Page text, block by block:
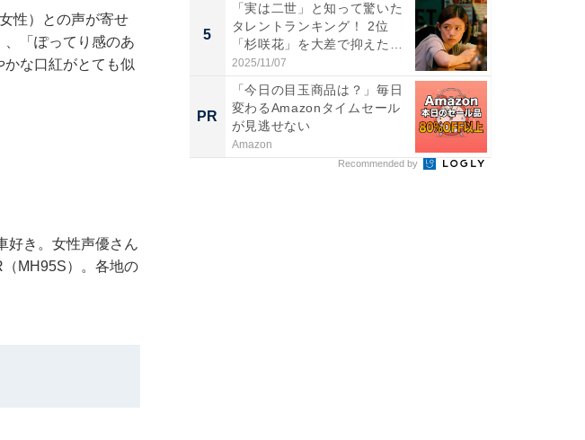
性）との声が寄せ
「ぽってり感のあ
な口紅がとても似
好き。女性声優さん
MH95S）。各地の
5
「実は二世」と知って驚いた
タレントランキング！ 2位
「杉咲花」を大差で抑えた1
位...
2025/11/07
PR
「今日の目玉商品は？」毎日
変わるAmazonタイムセール
が見逃せない
Amazon
Recommended by